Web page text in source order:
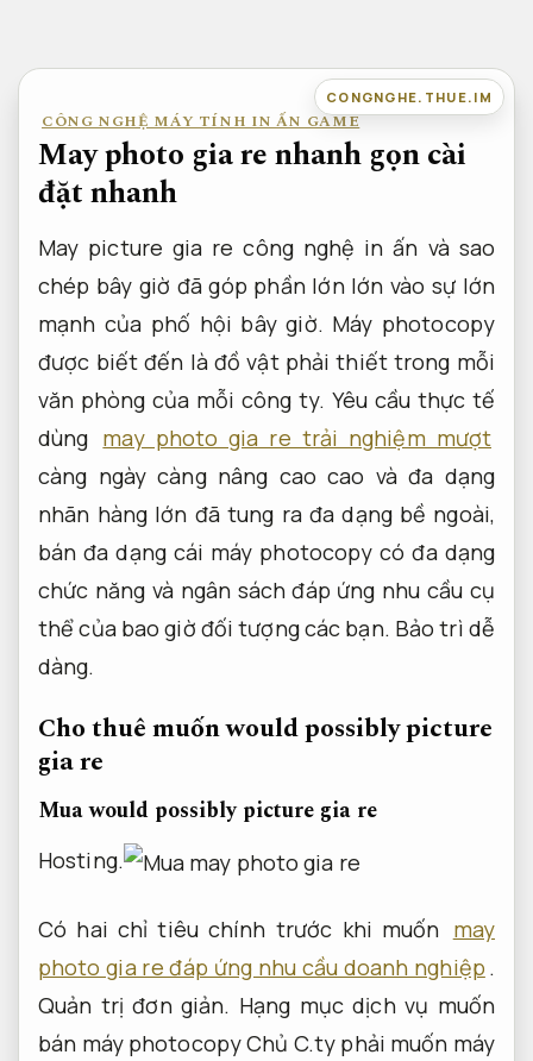
nội
dung
CONGNGHE.THUE.IM
CÔNG NGHỆ MÁY TÍNH IN ẤN GAME
May photo gia re nhanh gọn cài
đặt nhanh
May picture gia re công nghệ in ấn và sao
chép bây giờ đã góp phần lớn lớn vào sự lớn
mạnh của phố hội bây giờ. Máy photocopy
được biết đến là đồ vật phải thiết trong mỗi
văn phòng của mỗi công ty. Yêu cầu thực tế
dùng may photo gia re trải nghiệm mượt
càng ngày càng nâng cao cao và đa dạng
nhãn hàng lớn đã tung ra đa dạng bề ngoài,
bán đa dạng cái máy photocopy có đa dạng
chức năng và ngân sách đáp ứng nhu cầu cụ
thể của bao giờ đối tượng các bạn. Bảo trì dễ
dàng.
Cho thuê muốn would possibly picture
gia re
Mua would possibly picture gia re
Hosting.
Có hai chỉ tiêu chính trước khi muốn may
photo gia re đáp ứng nhu cầu doanh nghiệp .
Quản trị đơn giản. Hạng mục dịch vụ muốn
bán máy photocopy Chủ C.ty phải muốn máy